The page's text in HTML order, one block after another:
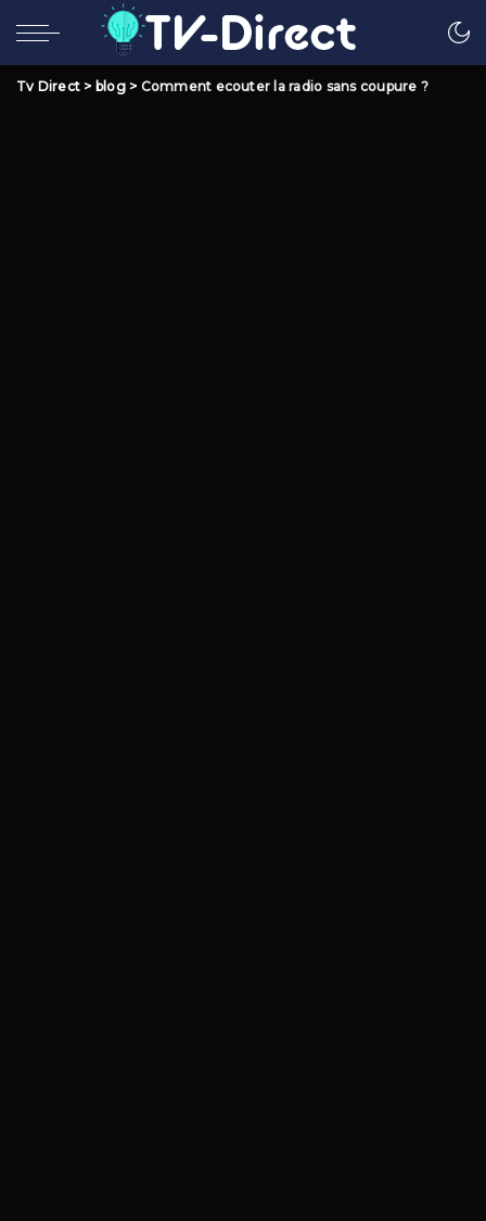
Tv Direct > blog> Comment ecouter la radio sans coupure ?